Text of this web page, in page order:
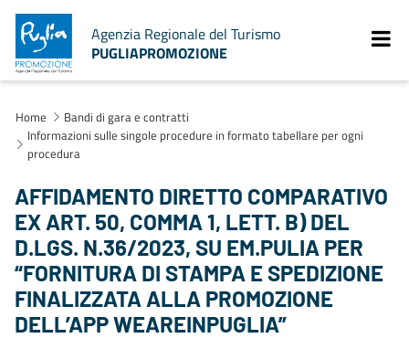
Agenzia Regionale del Turismo
PUGLIAPROMOZIONE
Home
Bandi di gara e contratti
Informazioni sulle singole procedure in formato tabellare per ogni
procedura
AFFIDAMENTO DIRETTO COMPARATIVO
EX ART. 50, COMMA 1, LETT. B) DEL
D.LGS. N.36/2023, SU EM.PULIA PER
“FORNITURA DI STAMPA E SPEDIZIONE
FINALIZZATA ALLA PROMOZIONE
DELL’APP WEAREINPUGLIA”